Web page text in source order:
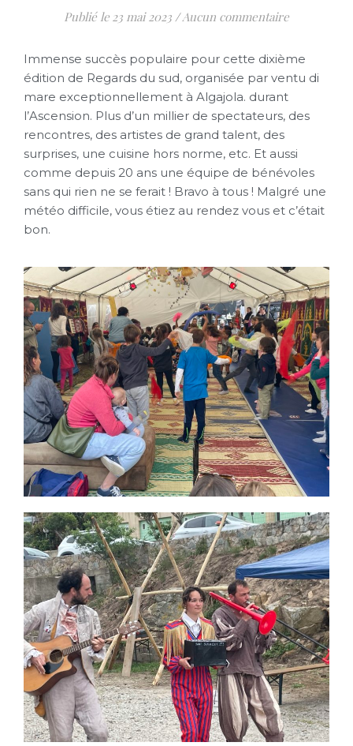
23 mai 2023 /Aucun commentaire
Immense succès populaire pour cette dixième
édition de Regards du sud, organisée par ventu di
mare exceptionnellement à Algajola. durant
l’Ascension. Plus d’un millier de spectateurs, des
rencontres, des artistes de grand talent, des
surprises, une cuisine hors norme, etc. Et aussi
comme depuis 20 ans une équipe de bénévoles
sans qui rien ne se ferait ! Bravo à tous ! Malgré une
météo difficile, vous étiez au rendez vous et c’était
bon.